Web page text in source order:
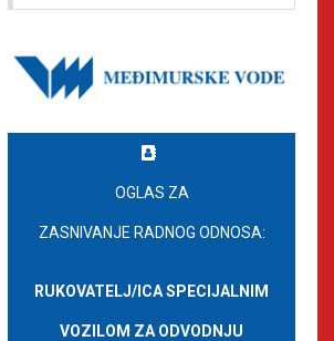
OGLAS ZA
ZASNIVANJE RADNOG ODNOSA:
RUKOVATELJ/ICA SPECIJALNIM
VOZILOM ZA ODVODNJU